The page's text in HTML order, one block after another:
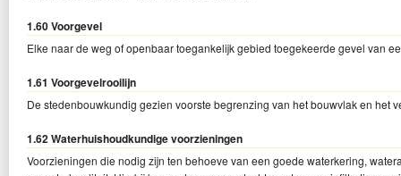
1.60 Voorgevel
Elke naar de weg of openbaar toegankelijk gebied toegekeerde gevel van
1.61 Voorgevelrooilijn
De stedenbouwkundig gezien voorste begrenzing van het bouwvlak en het
1.62 Waterhuishoudkundige voorzieningen
Voorzieningen die nodig zijn ten behoeve van een goede waterkering,